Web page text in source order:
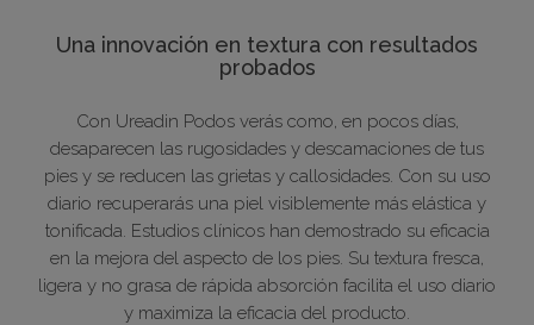
Una innovación en textura con resultados
probados
Con Ureadin Podos verás como, en pocos días,
desaparecen las rugosidades y descamaciones de tus
pies y se reducen las grietas y callosidades. Con su uso
diario recuperarás una piel visiblemente más elástica y
tonificada. Estudios clínicos han demostrado su eficacia
en la mejora del aspecto de los pies. Su textura fresca,
ligera y no grasa de rápida absorción facilita el uso diario
y maximiza la eficacia del producto.